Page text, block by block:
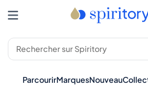
ParcourirMarquesNouveau